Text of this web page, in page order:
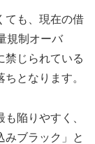
ても、現在の借
規制オーバ
禁じられている
となります。
陥りやすく、
みブラック」と